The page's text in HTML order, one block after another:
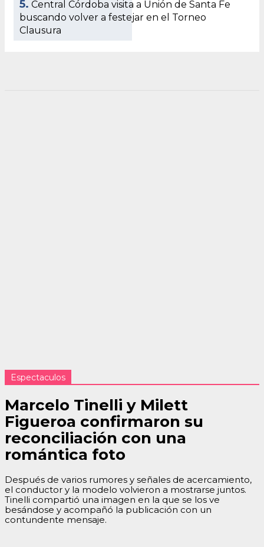
5. Central Córdoba visita a Unión de Santa Fe
buscando volver a festejar en el Torneo
Clausura